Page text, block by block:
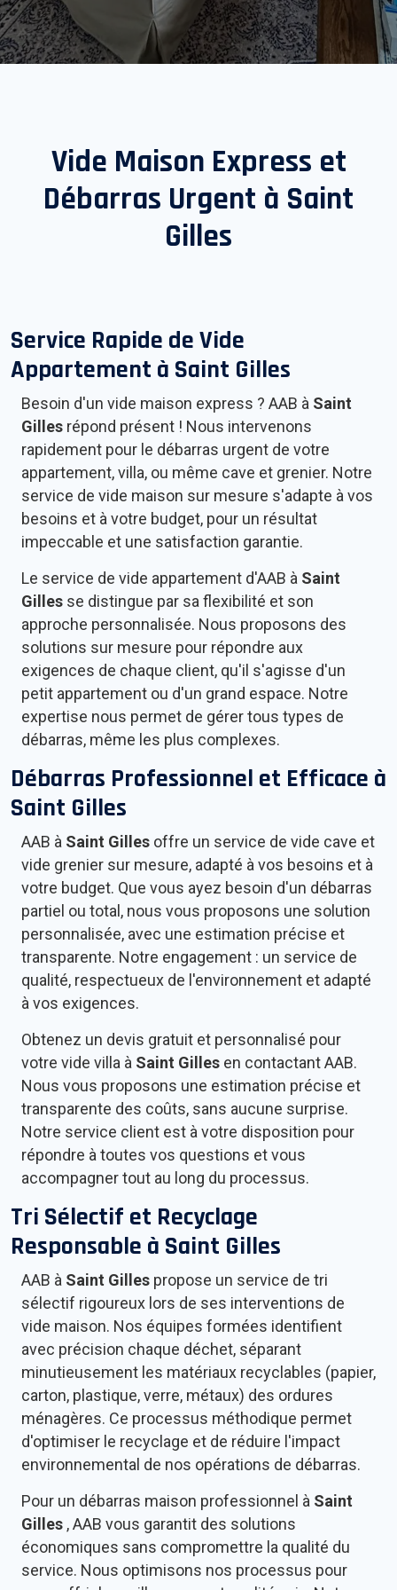
Vide Maison Express et
Débarras Urgent à Saint
Gilles
Service Rapide de Vide
Appartement à Saint Gilles
Besoin d'un vide maison express ? AAB à Saint
Gilles répond présent ! Nous intervenons
rapidement pour le débarras urgent de votre
appartement, villa, ou même cave et grenier. Notre
service de vide maison sur mesure s'adapte à vos
besoins et à votre budget, pour un résultat
impeccable et une satisfaction garantie.
Le service de vide appartement d'AAB à Saint
Gilles se distingue par sa flexibilité et son
approche personnalisée. Nous proposons des
solutions sur mesure pour répondre aux
exigences de chaque client, qu'il s'agisse d'un
petit appartement ou d'un grand espace. Notre
expertise nous permet de gérer tous types de
débarras, même les plus complexes.
Débarras Professionnel et Efficace à
Saint Gilles
AAB à Saint Gilles offre un service de vide cave et
vide grenier sur mesure, adapté à vos besoins et à
votre budget. Que vous ayez besoin d'un débarras
partiel ou total, nous vous proposons une solution
personnalisée, avec une estimation précise et
transparente. Notre engagement : un service de
qualité, respectueux de l'environnement et adapté
à vos exigences.
Obtenez un devis gratuit et personnalisé pour
votre vide villa à Saint Gilles en contactant AAB.
Nous vous proposons une estimation précise et
transparente des coûts, sans aucune surprise.
Notre service client est à votre disposition pour
répondre à toutes vos questions et vous
accompagner tout au long du processus.
Tri Sélectif et Recyclage
Responsable à Saint Gilles
AAB à Saint Gilles propose un service de tri
sélectif rigoureux lors de ses interventions de
vide maison. Nos équipes formées identifient
avec précision chaque déchet, séparant
minutieusement les matériaux recyclables (papier,
carton, plastique, verre, métaux) des ordures
ménagères. Ce processus méthodique permet
d'optimiser le recyclage et de réduire l'impact
environnemental de nos opérations de débarras.
Pour un débarras maison professionnel à Saint
Gilles , AAB vous garantit des solutions
économiques sans compromettre la qualité du
service. Nous optimisons nos processus pour